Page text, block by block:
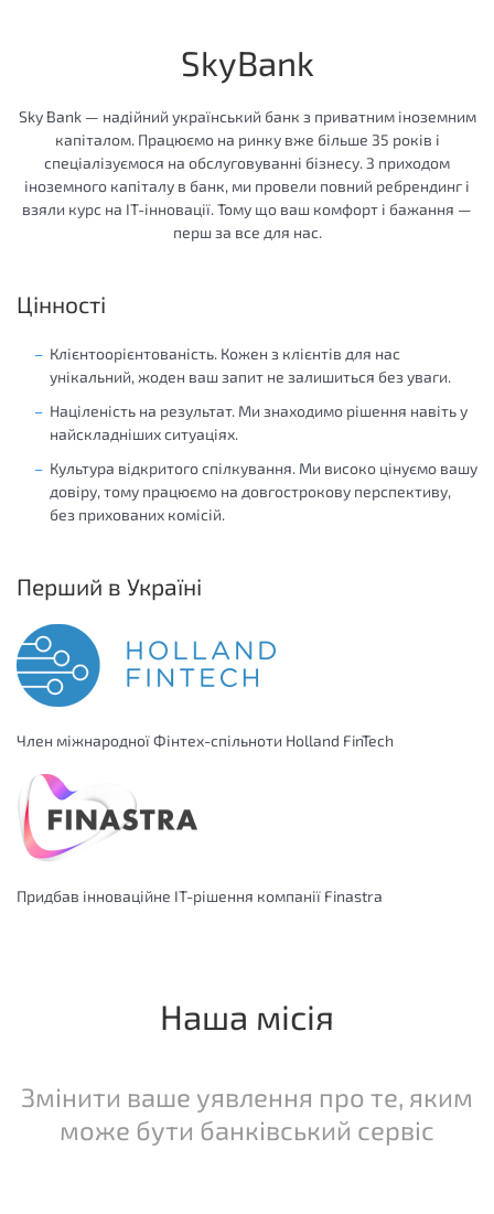
SkyBank
Sky Bank — надійний український банк з приватним іноземним
капіталом. Працюємо на ринку вже більше 35 років і
спеціалізуємося на обслуговуванні бізнесу. З приходом
іноземного капіталу в банк, ми провели повний ребрендинг і
взяли курс на IT-інновації. Тому що ваш комфорт і бажання —
перш за все для нас.
Цінності
Клієнтоорієнтованість. Кожен з клієнтів для нас
унікальний, жоден ваш запит не залишиться без уваги.
Націленість на результат. Ми знаходимо рішення навіть у
найскладніших ситуаціях.
Культура відкритого спілкування. Ми високо цінуємо вашу
довіру, тому працюємо на довгострокову перспективу,
без прихованих комісій.
Перший в Україні
Член міжнародної Фінтех-спільноти Holland FinTech
Придбав інноваційне IT-рішення компанії Finastra
Наша місія
Змінити ваше уявлення про те, яким
може бути банківський сервіс